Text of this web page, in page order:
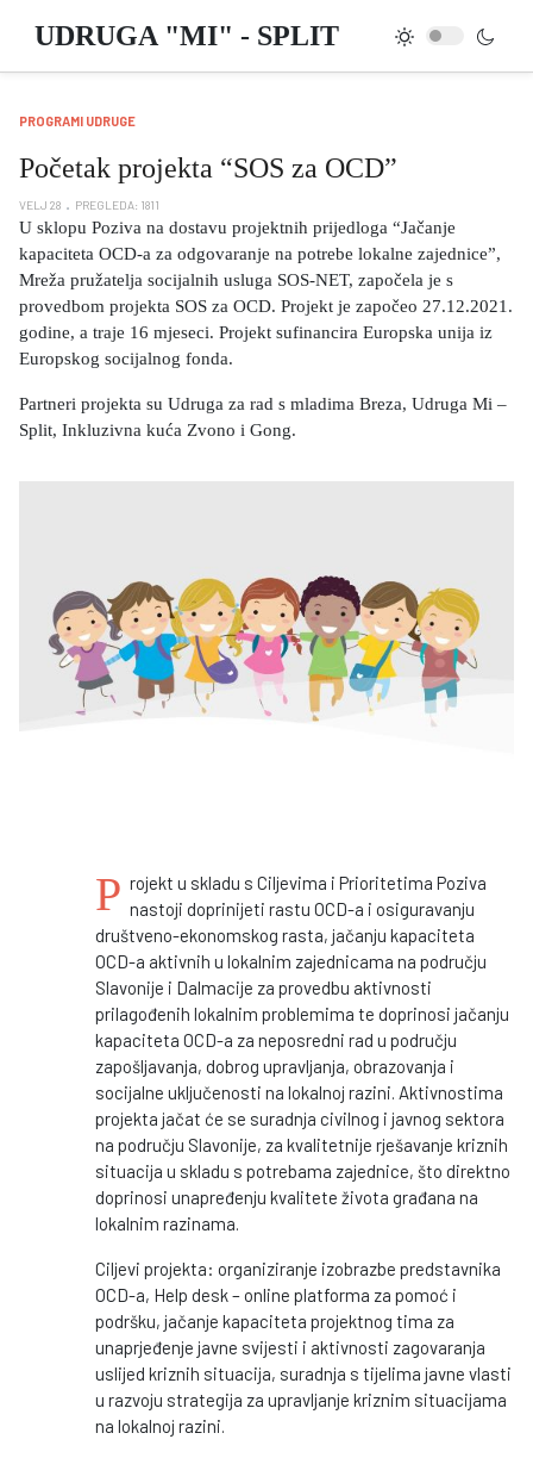
UDRUGA "MI" - SPLIT
PROGRAMI UDRUGE
Početak projekta “SOS za OCD”
VELJ 28 PREGLEDA: 1811
U sklopu Poziva na dostavu projektnih prijedloga “Jačanje
kapaciteta OCD-a za odgovaranje na potrebe lokalne zajednice”,
Mreža pružatelja socijalnih usluga SOS-NET, započela je s
provedbom projekta SOS za OCD. Projekt je započeo 27.12.2021.
godine, a traje 16 mjeseci. Projekt sufinancira Europska unija iz
Europskog socijalnog fonda.
Partneri projekta su Udruga za rad s mladima Breza, Udruga Mi –
Split, Inkluzivna kuća Zvono i Gong.
P rojekt u skladu s Ciljevima i Prioritetima Poziva
nastoji doprinijeti rastu OCD-a i osiguravanju
društveno-ekonomskog rasta, jačanju kapaciteta
OCD-a aktivnih u lokalnim zajednicama na području
Slavonije i Dalmacije za provedbu aktivnosti
prilagođenih lokalnim problemima te doprinosi jačanju
kapaciteta OCD-a za neposredni rad u području
zapošljavanja, dobrog upravljanja, obrazovanja i
socijalne uključenosti na lokalnoj razini. Aktivnostima
projekta jačat će se suradnja civilnog i javnog sektora
na području Slavonije, za kvalitetnije rješavanje kriznih
situacija u skladu s potrebama zajednice, što direktno
doprinosi unapređenju kvalitete života građana na
lokalnim razinama.
Ciljevi projekta: organiziranje izobrazbe predstavnika
OCD-a, Help desk – online platforma za pomoć i
podršku, jačanje kapaciteta projektnog tima za
unaprjeđenje javne svijesti i aktivnosti zagovaranja
uslijed kriznih situacija, suradnja s tijelima javne vlasti
u razvoju strategija za upravljanje kriznim situacijama
na lokalnoj razini.